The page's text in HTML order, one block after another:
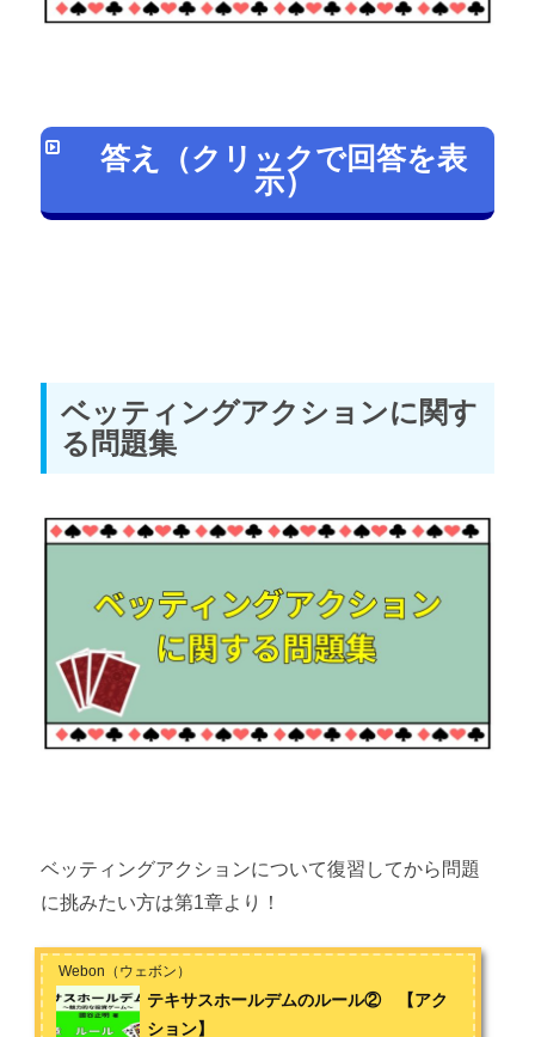
答え（クリックで回答を表
示）
Webon（ウェボン）
テキサスホールデムの役（ハンド）一覧
ベッティングアクションに関す
る問題集
ベッティングアクションについて復習してから問題
に挑みたい方は第1章より！
Webon（ウェボン）
テキサスホールデムのルール② 【アク
ション】